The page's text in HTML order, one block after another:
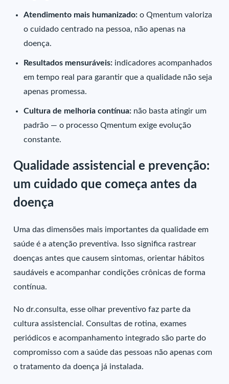
Atendimento mais humanizado:o Qmentum valoriza
o cuidado centrado na pessoa, não apenas na
doença.
Resultados mensuráveis: indicadores acompanhados
em tempo real para garantir que a qualidade não seja
apenas promessa.
Cultura de melhoria contínua: não basta atingir um
padrão — o processo Qmentum exige evolução
constante.
Qualidade assistencial e prevenção:
um cuidado que começa antes da
doença
Uma das dimensões mais importantes da qualidade em
saúde é a atenção preventiva. Isso significa rastrear
doenças antes que causem sintomas, orientar hábitos
saudáveis e acompanhar condições crônicas de forma
contínua.
No dr.consulta, esse olhar preventivo faz parte da
cultura assistencial. Consultas de rotina, exames
periódicos e acompanhamento integrado são parte do
compromisso com a saúde das pessoas não apenas com
o tratamento da doença já instalada.